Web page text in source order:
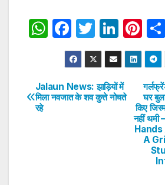
W
s
A
F
a
c
e
b
T
w
itt
er
Li
n
k
e
dI
Pi
nt
er
e
st
Post
navigation
घर
किए
नहीं
A
Jalaun News: झाड़ियों में
मिला नवजात के शव कुत्ते नोचते
रहे